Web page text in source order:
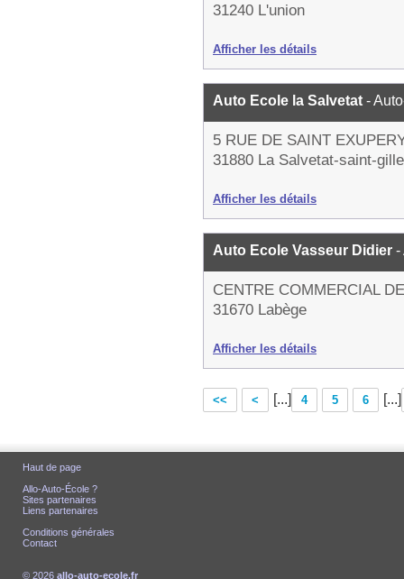
31240 L'union
Afficher les détails
Auto Ecole la Salvetat -
5 RUE DE SAINT
31880 La Salvetat-saint-
Afficher les détails
Auto Ecole Vasseur Didier -
CENTRE COMMERCIAL
31670 Labège
Afficher les détails
<< < [...] 4 5 6 [...]
Haut de page
Allo-Auto-École ?
Sites partenaires
Liens partenaires
Conditions générales
Contact
© 2026 allo-auto-ecole.fr